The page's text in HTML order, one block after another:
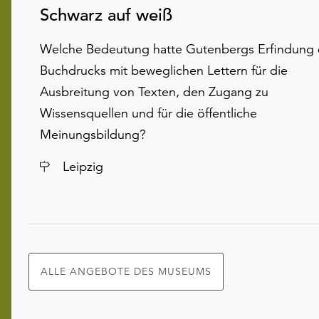
Schwarz auf weiß
Welche Bedeutung hatte Gutenbergs Erfindung
Buchdrucks mit beweglichen Lettern für die
Ausbreitung von Texten, den Zugang zu
Wissensquellen und für die öffentliche
Meinungsbildung?
Ort
Leipzig
ALLE ANGEBOTE DES MUSEUMS